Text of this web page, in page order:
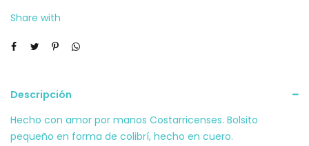
Share with
Descripción
Hecho con amor por manos Costarricenses. Bolsito
pequeño en forma de colibrí, hecho en cuero.